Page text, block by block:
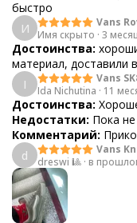
быстро
И
Vans
Имя скрыто · 3
Достоинства:
материал, доставили
I
Vans
Ida Nichutina · 11
Достоинства:
Недостатки: Пока
Комментарий:
d
Vans
dreswi 🎱 · в